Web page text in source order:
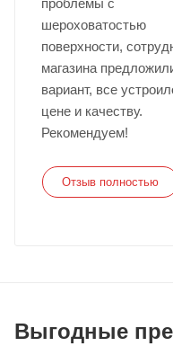
проблемы с
шероховатостью
поверхности,
магазина
вариант, все
цене и качеству.
Рекомендуем!
Отзыв полностью
Выгодные